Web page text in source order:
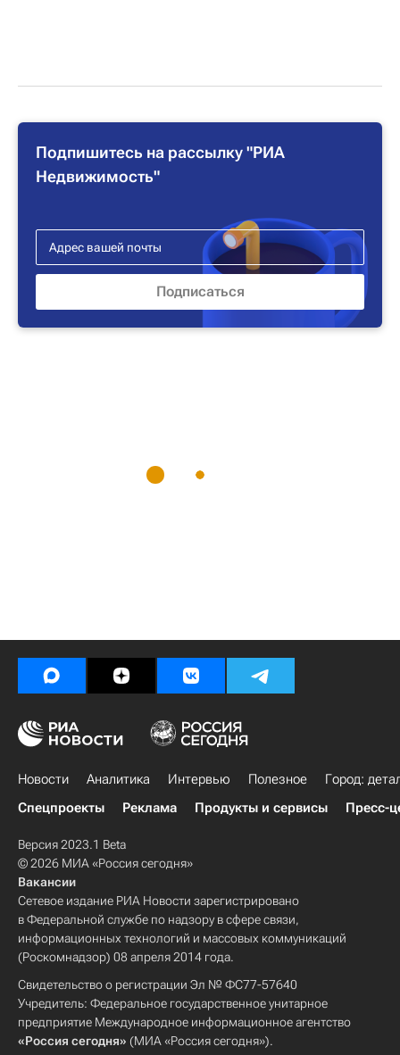
Подпишитесь на рассылку "РИА
Недвижимость"
Новости Аналитика Интервью Полезное
Город:
Спецпроекты
Реклама Продукты и сервисы Пресс-
Версия 2023.1 Beta
© 2026 МИА «Россия сегодня»
Вакансии
Сетевое издание РИА Новости зарегистрировано
в Федеральной службе по надзору в сфере связи,
информационных технологий и массовых коммуникаций
(Роскомнадзор) 08 апреля 2014 года.
Свидетельство о регистрации Эл № ФС77-57640
Учредитель: Федеральное государственное унитарное
предприятие Международное информационное агентство
«Россия сегодня» (МИА «Россия сегодня»).